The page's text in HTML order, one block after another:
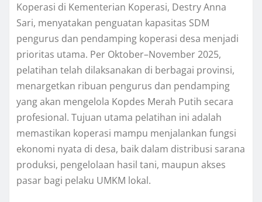
Koperasi di Kementerian Koperasi, Destry Anna
Sari, menyatakan penguatan kapasitas SDM
pengurus dan pendamping koperasi desa menjadi
prioritas utama. Per Oktober–November 2025,
pelatihan telah dilaksanakan di berbagai provinsi,
menargetkan ribuan pengurus dan pendamping
yang akan mengelola Kopdes Merah Putih secara
profesional. Tujuan utama pelatihan ini adalah
memastikan koperasi mampu menjalankan fungsi
ekonomi nyata di desa, baik dalam distribusi sarana
produksi, pengelolaan hasil tani, maupun akses
pasar bagi pelaku UMKM lokal.